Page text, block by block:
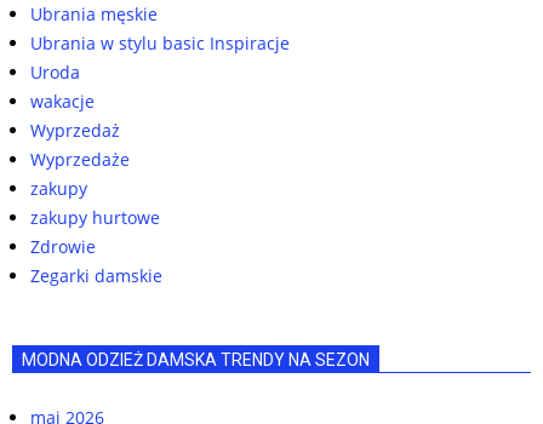
Ubrania męskie
Ubrania w stylu basic Inspiracje
Uroda
wakacje
Wyprzedaż
Wyprzedaże
zakupy
zakupy hurtowe
Zdrowie
Zegarki damskie
MODNA ODZIEŻ DAMSKA TRENDY NA SEZON
maj 2026